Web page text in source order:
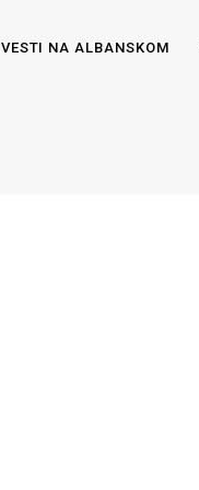
VESTI NA ALBANSKOM